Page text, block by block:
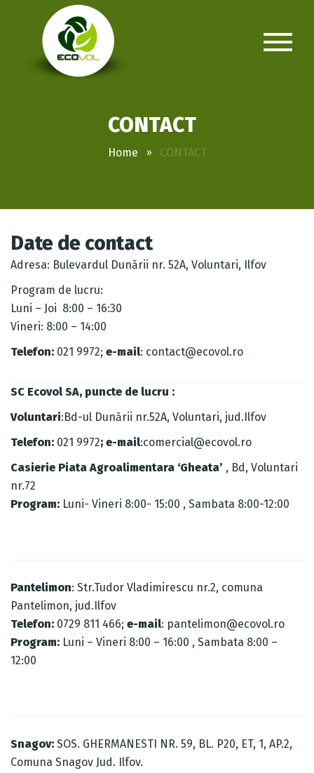
CONTACT
Home CONTACT
Date de contact
Adresa: Bulevardul Dunării nr. 52A, Voluntari, Ilfov
Program de lucru:
Luni – Joi 8:00 – 16:30
Vineri: 8:00 – 14:00
Telefon: 021 9972; e-mail: contact@ecovol.ro
SC Ecovol SA, puncte de lucru :
Voluntari:Bd-ul Dunării nr.52A, Voluntari, jud.Ilfov
Telefon: 021 9972; e-mail:comercial@ecovol.ro
Casierie Piata Agroalimentara ‘Gheata’ , Bd, Voluntari
nr.72
Program: Luni- Vineri 8:00- 15:00 , Sambata 8:00-12:00
Pantelimon: Str.Tudor Vladimirescu nr.2, comuna
Pantelimon, jud.Ilfov
Telefon: 0729 811 466; e-mail: pantelimon@ecovol.ro
Program: Luni – Vineri 8:00 – 16:00 , Sambata 8:00 –
12:00
Snagov: SOS. GHERMANESTI NR. 59, BL. P20, ET, 1, AP.2,
Comuna Snagov Jud. Ilfov.